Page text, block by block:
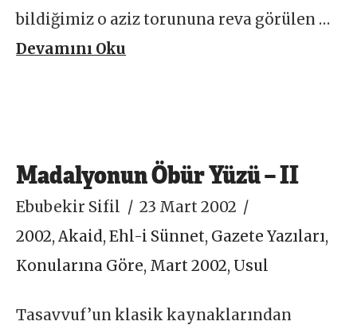
bildiğimiz o aziz torununa reva görülen …
Devamını Oku
Madalyonun Öbür Yüzü – II
Ebubekir Sifil
23 Mart 2002
2002,Akaid,Ehl-i Sünnet, Gazete Yazıları,
Konularına Göre, Mart 2002, Usul
Tasavvuf’un klasik kaynaklarından